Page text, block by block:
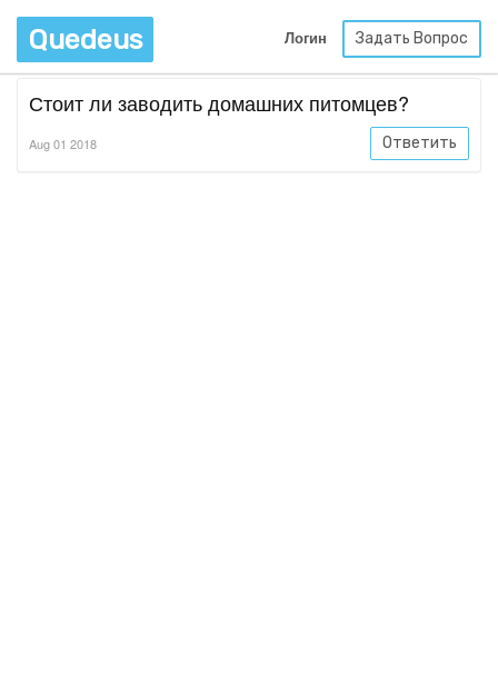
Quedeus Логин Задать Вопрос
Стоит ли заводить домашних питомцев?
Aug 01 2018 Ответить